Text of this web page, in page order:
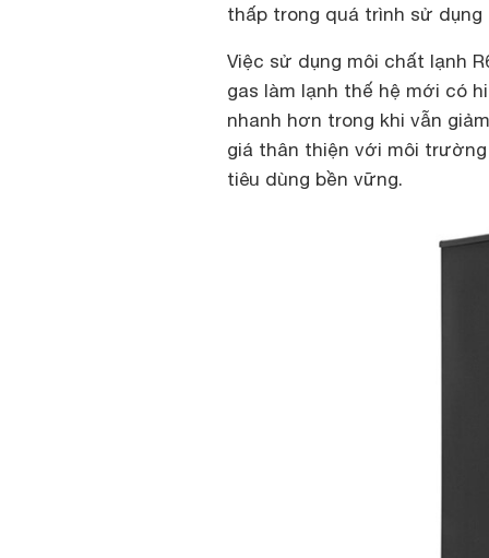
thấp trong quá trình sử
Việc sử dụng môi chất lạnh
gas làm lạnh thế hệ mới có
nhanh hơn trong khi vẫn
giá thân thiện với môi
tiêu dùng bền vững.